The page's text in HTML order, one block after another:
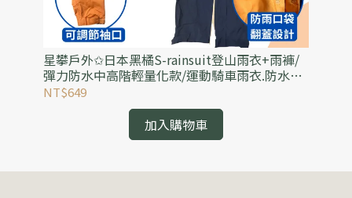
星攀戶外✩日本黑橘S-rainsuit登山雨衣+雨褲/
彈力防水中高階輕量化款/運動騎車雨衣.防水透
氣雨衣(可當風雨衣)
NT$649
加入購物車